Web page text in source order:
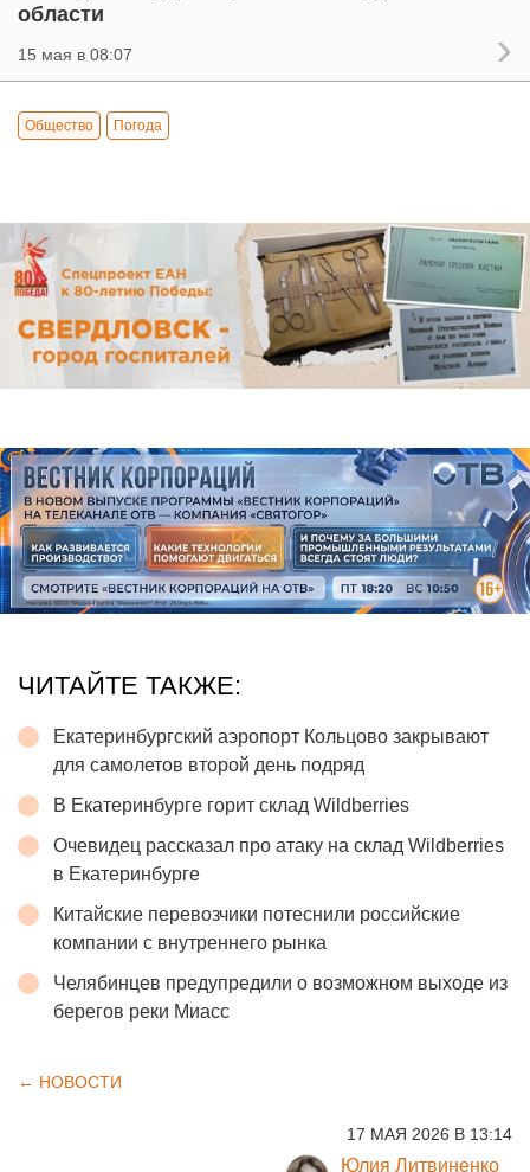
области
15 мая в 08:07
Общество Погода
ЧИТАЙТЕ ТАКЖЕ:
Екатеринбургский аэропорт Кольцово закрывают
для самолетов второй день подряд
В Екатеринбурге горит склад Wildberries
Очевидец рассказал про атаку на склад Wildberries
в Екатеринбурге
Китайские перевозчики потеснили российские
компании с внутреннего рынка
Челябинцев предупредили о возможном выходе из
берегов реки Миасс
← НОВОСТИ
17 МАЯ 2026 В 13:14
Юлия Литвиненко